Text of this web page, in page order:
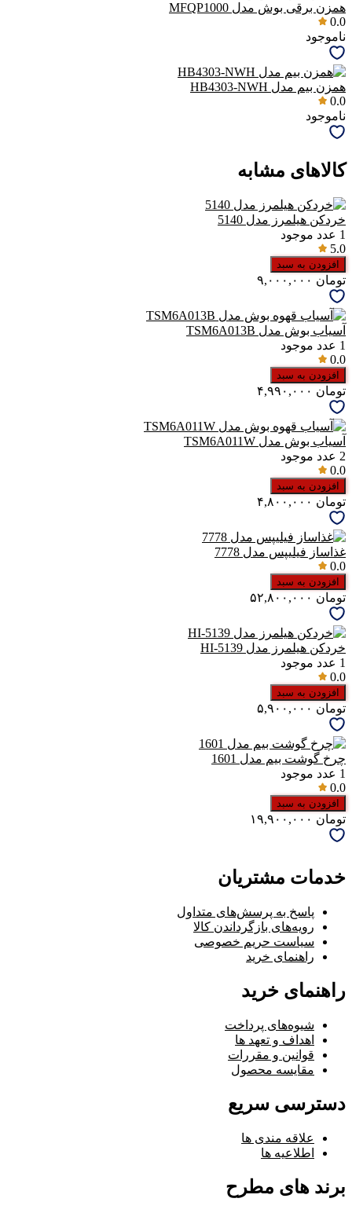
همزن برقی بوش مدل MFQP1000
0.0
ناموجود
همزن بیم مدل HB4303-NWH
0.0
ناموجود
کالاهای مشابه
خردکن هیلمرز مدل 5140
1 عدد موجود
5.0
افزودن به سبد
تومان
آسیاب بوش مدل TSM6A013B
1 عدد موجود
0.0
افزودن به سبد
تومان
آسیاب بوش مدل TSM6A011W
2 عدد موجود
0.0
افزودن به سبد
تومان
غذاساز فیلیپس مدل 7778
0.0
افزودن به سبد
تومان
خردکن هیلمرز مدل HI-5139
1 عدد موجود
0.0
افزودن به سبد
تومان
چرخ گوشت بیم مدل 1601
1 عدد موجود
0.0
افزودن به سبد
تومان
خدمات مشتریان
پاسخ به پرسش‌های متداول
رویه‌های بازگرداندن کالا
سیاست حریم خصوصی
راهنمای خرید
راهنمای خرید
شیوه‌های پرداخت
اهداف و تعهد ها
قوانین و مقررات
مقایسه محصول
دسترسی سریع
علاقه مندی ها
اطلاعیه ها
برند های مطرح